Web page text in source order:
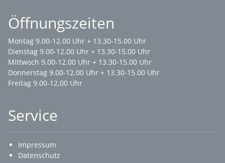
Öffnungszeiten
Montag 9.00-12.00 Uhr + 13.30-15.00 Uhr
Dienstag 9.00-12.00 Uhr + 13.30-15.00 Uhr
Mittwoch 9.00-12.00 Uhr + 13.30-15.00 Uhr
Donnerstag 9.00-12.00 Uhr + 13.30-15.00 Uhr
Freitag 9.00-12.00 Uhr
Service
Impressum
Datenschutz